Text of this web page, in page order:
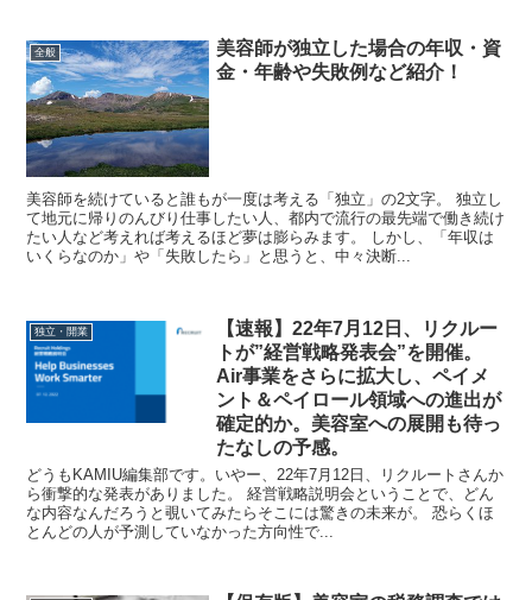
全般
美容師が独立した場合の年収・資
金・年齢や失敗例など紹介！
美容師を続けていると誰もが一度は考える「独立」の2文字。 独立し
て地元に帰りのんびり仕事したい人、都内で流行の最先端で働き続け
たい人など考えれば考えるほど夢は膨らみます。 しかし、「年収は
いくらなのか」や「失敗したら」と思うと、中々決断...
独立・開業
【速報】22年7月12日、リクルー
トが”経営戦略発表会”を開催。
Air事業をさらに拡大し、ペイメ
ント＆ペイロール領域への進出が
確定的か。美容室への展開も待っ
たなしの予感。
どうもKAMIU編集部です。いやー、22年7月12日、リクルートさんか
ら衝撃的な発表がありました。 経営戦略説明会ということで、どん
な内容なんだろうと覗いてみたらそこには驚きの未来が。 恐らくほ
とんどの人が予測していなかった方向性で...